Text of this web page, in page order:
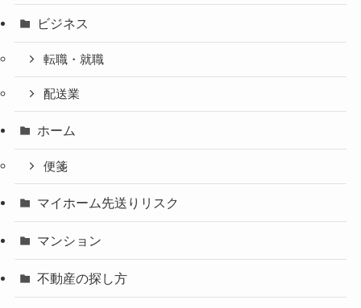
ビジネス
転職・就職
配送業
ホーム
便箋
マイホーム先送りリスク
マンション
不動産の探し方